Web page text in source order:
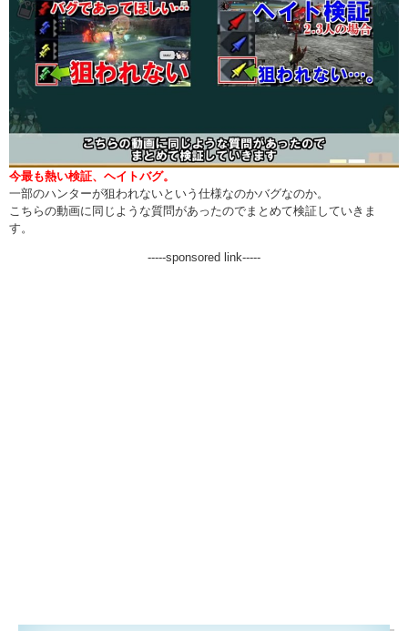
今最も熱い検証、ヘイトバグ。
一部のハンターが狙われないという仕様なのかバグなのか。
こちらの動画に同じような質問があったのでまとめて検証していきま
す。
-----sponsored link-----